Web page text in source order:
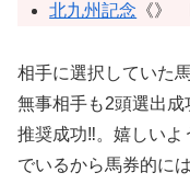
北九州記念 《》
相手に選択していた
無事相手も2頭選出
推奨成功‼️。嬉しい
でいるから馬券的に